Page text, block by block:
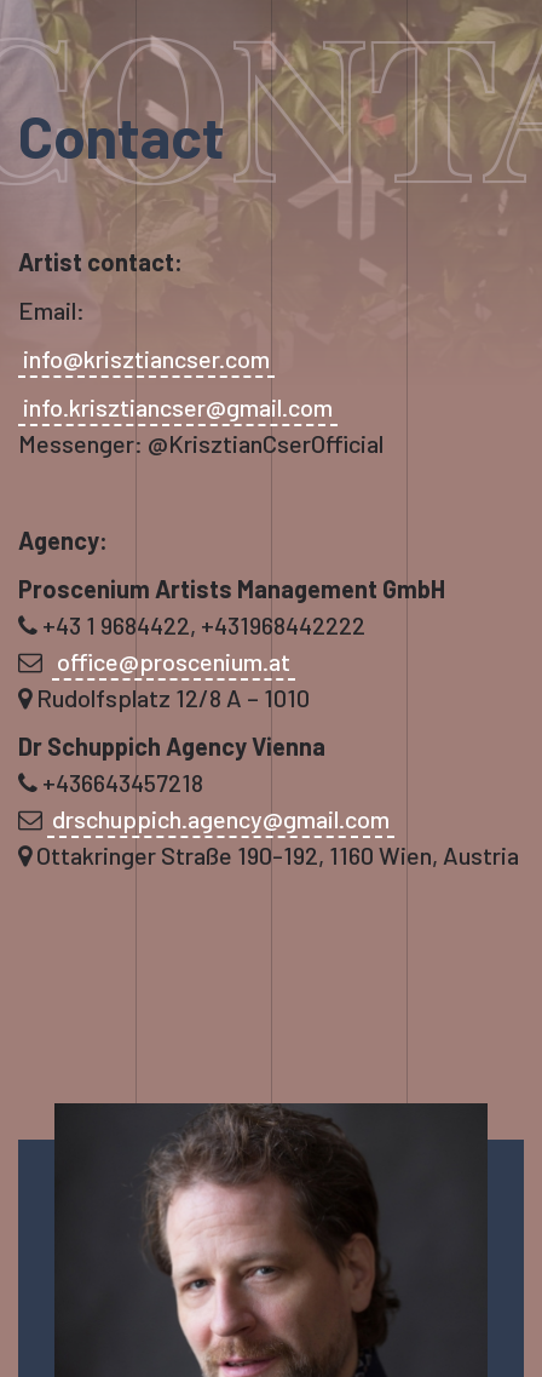
Contact
Artist contact:
Email:
info@krisztiancser.com
info.krisztiancser@gmail.com
Messenger: @KrisztianCserOfficial
Agency:
Proscenium Artists Management GmbH
+43 1 9684422, +431968442222
office@proscenium.at
Rudolfsplatz 12/8 A – 1010
Dr Schuppich Agency Vienna
+436643457218
drschuppich.agency@gmail.com
Ottakringer Straße 190-192, 1160 Wien, Austria